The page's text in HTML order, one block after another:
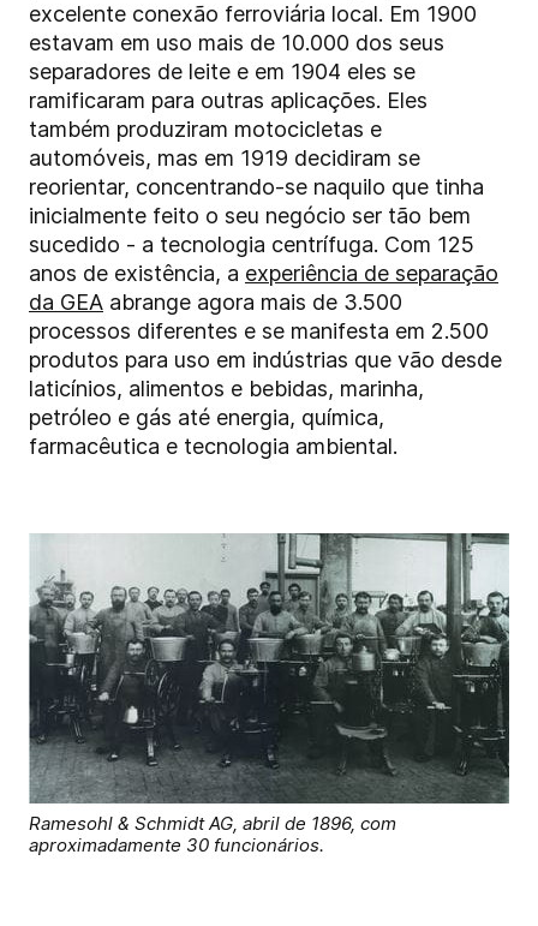
excelente conexão ferroviária local. Em 1900
estavam em uso mais de 10.000 dos seus
separadores de leite e em 1904 eles se
ramificaram para outras aplicações. Eles
também produziram motocicletas e
automóveis, mas em 1919 decidiram se
reorientar, concentrando-se naquilo que tinha
inicialmente feito o seu negócio ser tão bem
sucedido - a tecnologia centrífuga. Com 125
anos de existência, a experiência de separação
da GEA abrange agora mais de 3.500
processos diferentes e se manifesta em 2.500
produtos para uso em indústrias que vão desde
laticínios, alimentos e bebidas, marinha,
petróleo e gás até energia, química,
farmacêutica e tecnologia ambiental.
Ramesohl & Schmidt AG, abril de 1896, com
aproximadamente 30 funcionários.